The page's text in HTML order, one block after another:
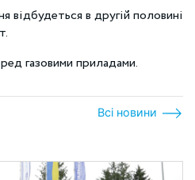
відбудеться в другій половині
газовими приладами.
Всі новини